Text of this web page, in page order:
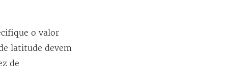
o valor
latitude devem
de